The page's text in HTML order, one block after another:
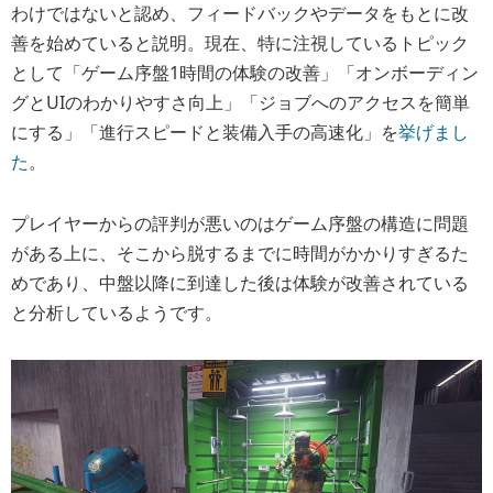
わけではないと認め、フィードバックやデータをもとに改
善を始めていると説明。現在、特に注視しているトピック
として「ゲーム序盤1時間の体験の改善」「オンボーディン
グとUIのわかりやすさ向上」「ジョブへのアクセスを簡単
にする」「進行スピードと装備入手の高速化」を挙げまし
た。
プレイヤーからの評判が悪いのはゲーム序盤の構造に問題
がある上に、そこから脱するまでに時間がかかりすぎるた
めであり、中盤以降に到達した後は体験が改善されている
と分析しているようです。